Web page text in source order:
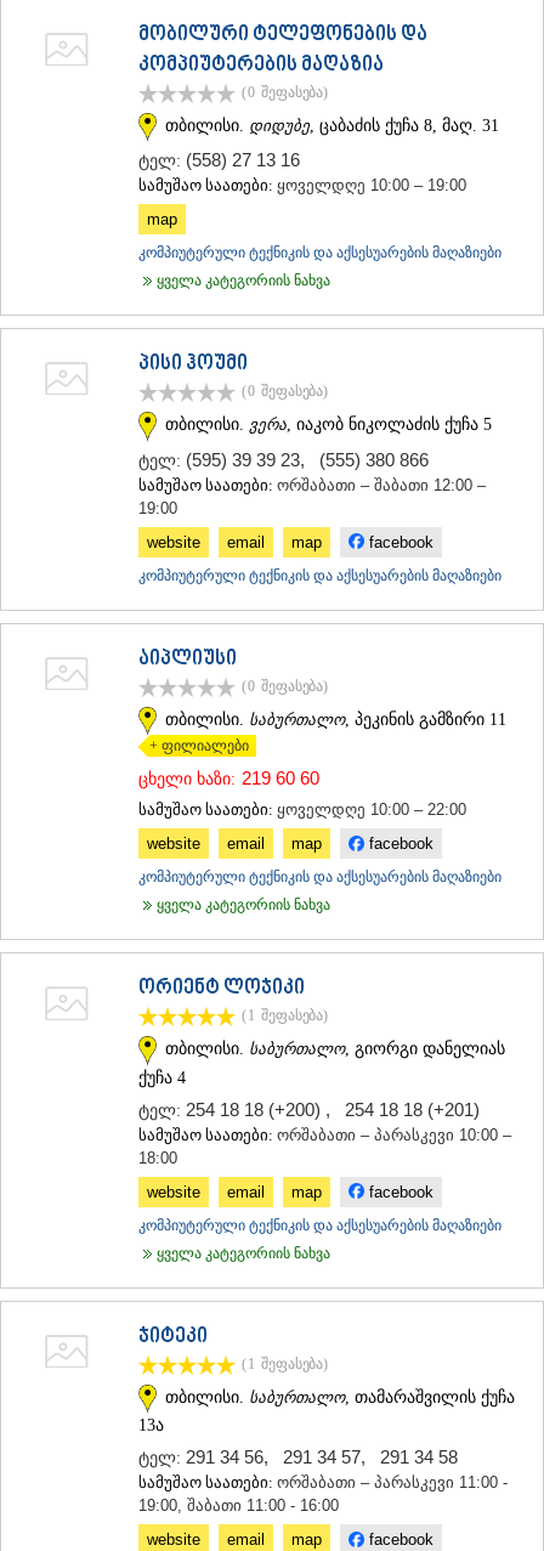
მობილური ტელეფონების და
კომპიუტერების მაღაზია
(0 შეფასება)
თბილისი. დიდუბე , ცაბაძის ქუჩა 8, მაღ. 31
ტელ: (558) 27 13 16
სამუშაო საათები: ყოველდღე 10:00 – 19:00
map
კომპიუტერული ტექნიკის და აქსესუარების მაღაზიები
ყველა კატეგორიის ნახვა
პისი ჰოუმი
(0 შეფასება)
თბილისი. ვერა , იაკობ ნიკოლაძის ქუჩა 5
ტელ: (595) 39 39 23, (555) 380 866
სამუშაო საათები: ორშაბათი – შაბათი 12:00 –
19:00
website
email map facebook
კომპიუტერული ტექნიკის და აქსესუარების მაღაზიები
აიპლიუსი
(0 შეფასება)
თბილისი. საბურთალო, პეკინის გამზირი 11
+ ფილიალები
ცხელი ხაზი: 219 60 60
სამუშაო საათები: ყოველდღე 10:00 – 22:00
website
email map facebook
კომპიუტერული ტექნიკის და აქსესუარების მაღაზიები
ყველა კატეგორიის ნახვა
ორიენტ ლოჯიკი
(1 შეფასება)
თბილისი. საბურთალო, გიორგი დანელიას
ქუჩა 4
ტელ: 254 18 18 (+200) , 254 18 18 (+201)
სამუშაო საათები: ორშაბათი – პარასკევი 10:00 –
18:00
website
email map facebook
კომპიუტერული ტექნიკის და აქსესუარების მაღაზიები
ყველა კატეგორიის ნახვა
ჯიტეკი
(1 შეფასება)
თბილისი. საბურთალო, თამარაშვილის ქუჩა
13ა
ტელ: 291 34 56, 291 34 57, 291 34 58
სამუშაო საათები: ორშაბათი – პარასკევი 11:00 -
19:00, შაბათი 11:00 - 16:00
website
email map facebook